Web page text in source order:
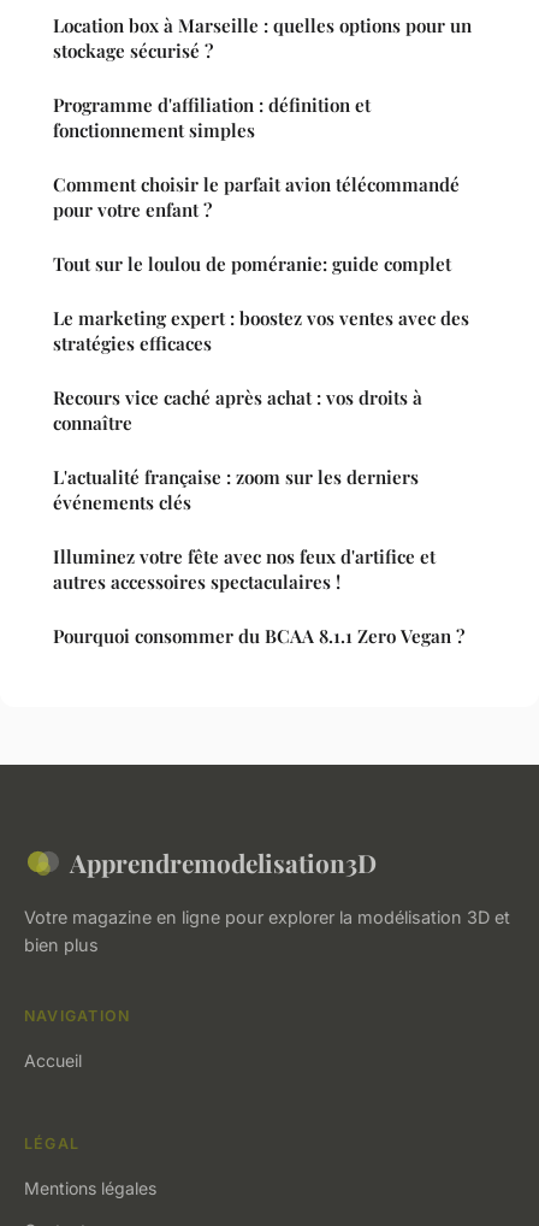
Location box à Marseille : quelles options pour un
stockage sécurisé ?
Programme d'affiliation : définition et
fonctionnement simples
Comment choisir le parfait avion télécommandé
pour votre enfant ?
Tout sur le loulou de poméranie: guide complet
Le marketing expert : boostez vos ventes avec des
stratégies efficaces
Recours vice caché après achat : vos droits à
connaître
L'actualité française : zoom sur les derniers
événements clés
Illuminez votre fête avec nos feux d'artifice et
autres accessoires spectaculaires !
Pourquoi consommer du BCAA 8.1.1 Zero Vegan ?
Apprendremodelisation3D
Votre magazine en ligne pour explorer la modélisation 3D et
bien plus
NAVIGATION
Accueil
LÉGAL
Mentions légales